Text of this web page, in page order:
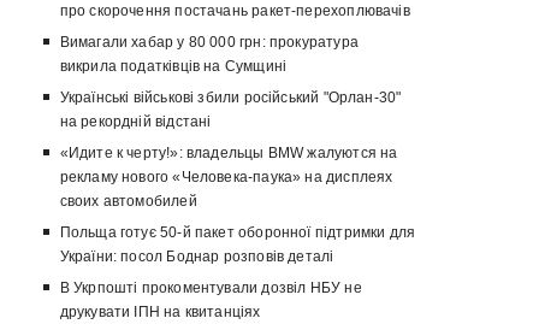
про скорочення постачань ракет-перехоплювачів
Вимагали хабар у 80 000 грн: прокуратура
викрила податківців на Сумщині
Українські військові збили російський "Орлан-30"
на рекордній відстані
«Идите к черту!»: владельцы BMW жалуются на
рекламу нового «Человека-паука» на дисплеях
своих автомобилей
Польща готує 50-й пакет оборонної підтримки для
України: посол Боднар розповів деталі
В Укрпошті прокоментували дозвіл НБУ не
друкувати ІПН на квитанціях